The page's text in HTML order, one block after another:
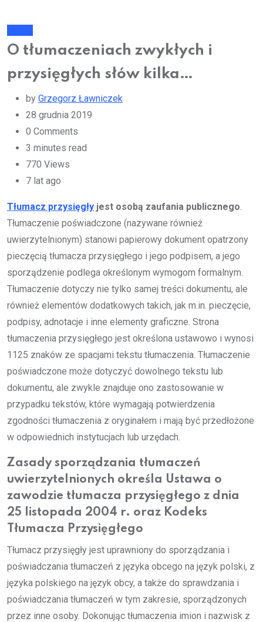
O tłumaczeniach zwykłych i
przysięgłych słów kilka…
by Grzegorz Ławniczek
28 grudnia 2019
0 Comments
3 minutes read
770 Views
7 lat ago
Tłumacz przysięgły jest osobą zaufania publicznego.
Tłumaczenie poświadczone (nazywane również
uwierzytelnionym) stanowi papierowy dokument opatrzony
pieczęcią tłumacza przysięgłego i jego podpisem, a jego
sporządzenie podlega określonym wymogom formalnym.
Tłumaczenie dotyczy nie tylko samej treści dokumentu, ale
również elementów dodatkowych takich, jak m.in. pieczęcie,
podpisy, adnotacje i inne elementy graficzne. Strona
tłumaczenia przysięgłego jest określona ustawowo i wynosi
1125 znaków ze spacjami tekstu tłumaczenia. Tłumaczenie
poświadczone może dotyczyć dowolnego tekstu lub
dokumentu, ale zwykle znajduje ono zastosowanie w
przypadku tekstów, które wymagają potwierdzenia
zgodności tłumaczenia z oryginałem i mają być przedłożone
w odpowiednich instytucjach lub urzędach.
Zasady sporządzania tłumaczeń
uwierzytelnionych określa Ustawa o
zawodzie tłumacza przysięgłego z dnia
25 listopada 2004 r. oraz Kodeks
Tłumacza Przysięgłego
Tłumacz przysięgły jest uprawniony do sporządzania i
poświadczania tłumaczeń z języka obcego na język polski, z
języka polskiego na język obcy, a także do sprawdzania i
poświadczania tłumaczeń w tym zakresie, sporządzonych
przez inne osoby. Dokonując tłumaczenia imion i nazwisk z